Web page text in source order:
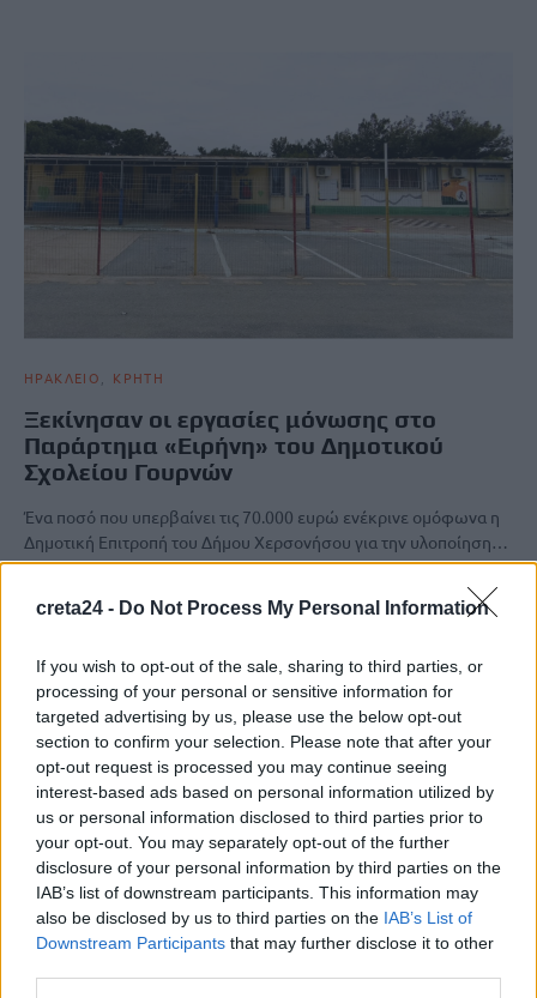
creta24 - Do Not Process My Personal Information
If you wish to opt-out of the sale, sharing to third parties, or
processing of your personal or sensitive information for
targeted advertising by us, please use the below opt-out
section to confirm your selection. Please note that after your
opt-out request is processed you may continue seeing
interest-based ads based on personal information utilized by
us or personal information disclosed to third parties prior to
your opt-out. You may separately opt-out of the further
disclosure of your personal information by third parties on the
IAB’s list of downstream participants. This information may
also be disclosed by us to third parties on the IAB’s List of
Downstream Participants that may further disclose it to other
ΗΡΑΚΛΕΙΟ ΚΡΗΤΗ
Ξεκίνησαν οι εργασίες μόνωσης στο
Παράρτημα «Ειρήνη» του Δημοτικού
Σχολείου Γουρνών
Ένα ποσό που υπερβαίνει τις 70.000 ευρώ ενέκρινε ομόφωνα η
Δημοτική Επιτροπή του Δήμου Χερσονήσου για την υλοποίηση…
ΚΟΙΝΩΝΙΑ